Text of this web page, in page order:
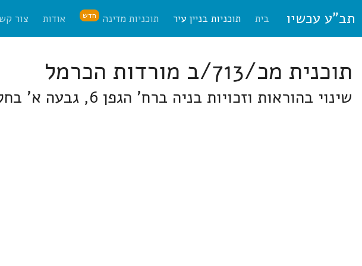
תב"ע עכשיו בית תוכניות בניין עיר תוכניות מדינה חדש אודות צור
תוכנית מכ/713/ב מורדות הכרמל
שינוי בהוראות וזכויות בניה ברח' הגפן 6, גבעה א' בחלק המערבי של רכסים